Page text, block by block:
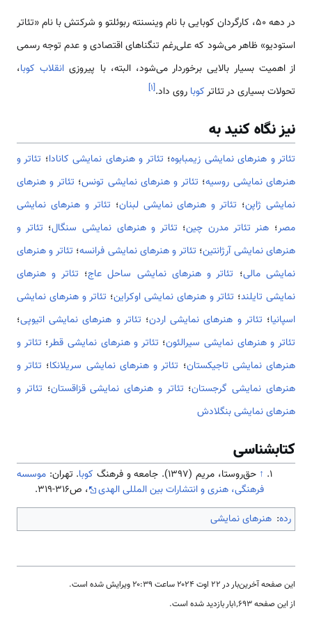
در دهه ۵۰، کارگردان کوبایی با نام وینسنته ربوئلتو و شرکتش با نام «تئاتر
استودیو» ظاهر می‌شود که علی‌رغم تنگناهای اقتصادی و عدم توجه رسمی
از اهمیت بسیار بالایی برخوردار می‌شود، البته، با پیروزی انقلاب کوبا،
تحولات بسیاری در تئاترکوبا روی داد.[۱]
نیز نگاه کنید به
تئاتر و هنرهای نمایشی زیمبابوه؛ تئاتر و هنرهای نمایشی کانادا؛ تئاتر و
هنرهای نمایشی روسیه؛ تئاتر و هنرهای نمایشی تونس؛ تئاتر و هنرهای
نمایشی ژاپن؛ تئاتر و هنرهای نمایشی لبنان؛ تئاتر و هنرهای نمایشی
مصر؛ هنر تئاتر مدرن چین؛ تئاتر و هنرهای نمایشی سنگال؛ تئاتر و
هنرهای نمایشی آرژانتین؛ تئاتر و هنرهای نمایشی فرانسه؛ تئاتر و هنرهای
نمایشی مالی؛ تئاتر و هنرهای نمایشی ساحل عاج؛ تئاتر و هنرهای
نمایشی تایلند؛ تئاتر و هنرهای نمایشی اوکراین؛ تئاتر و هنرهای نمایشی
اسپانیا؛ تئاتر و هنرهای نمایشی اردن؛ تئاتر و هنرهای نمایشی اتیوپی؛
تئاتر و هنرهای نمایشی سیرالئون؛ تئاتر و هنرهای نمایشی قطر؛ تئاتر و
هنرهای نمایشی تاجیکستان؛ تئاتر و هنرهای نمایشی سریلانکا؛ تئاتر و
هنرهای نمایشی گرجستان؛ تئاتر و هنرهای نمایشی قزاقستان؛ تئاتر و
هنرهای نمایشی بنگلادش
کتابشناسی
↑ حق‌روستا، مریم (1397). جامعه و فرهنگ کوبا. تهران: موسسه
فرهنگی، هنری و انتشارات بین المللی الهدی
، ص316-319.
رده: هنرهای نمایشی
این صفحه آخرین‌بار در ‏۲۲ اوت ۲۰۲۴ ساعت ‏۲۰:۳۹ ویرایش شده است.
از این صفحه ۱٬۶۹۳بار بازدید شده است.